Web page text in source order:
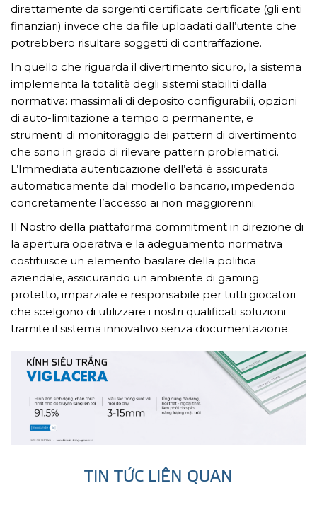
direttamente da sorgenti certificate certificate (gli enti
finanziari) invece che da file uploadati dall’utente che
potrebbero risultare soggetti di contraffazione.
In quello che riguarda il divertimento sicuro, la sistema
implementa la totalità degli sistemi stabiliti dalla
normativa: massimali di deposito configurabili, opzioni
di auto-limitazione a tempo o permanente, e
strumenti di monitoraggio dei pattern di divertimento
che sono in grado di rilevare pattern problematici.
L’Immediata autenticazione dell’età è assicurata
automaticamente dal modello bancario, impedendo
concretamente l’accesso ai non maggiorenni.
Il Nostro della piattaforma commitment in direzione di
la apertura operativa e la adeguamento normativa
costituisce un elemento basilare della politica
aziendale, assicurando un ambiente di gaming
protetto, imparziale e responsabile per tutti giocatori
che scelgono di utilizzare i nostri qualificati soluzioni
tramite il sistema innovativo senza documentazione.
TIN TỨC LIÊN QUAN